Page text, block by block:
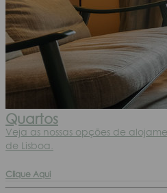
Quartos
Veja as nossas opções de
de Lisboa.
Clique Aqui